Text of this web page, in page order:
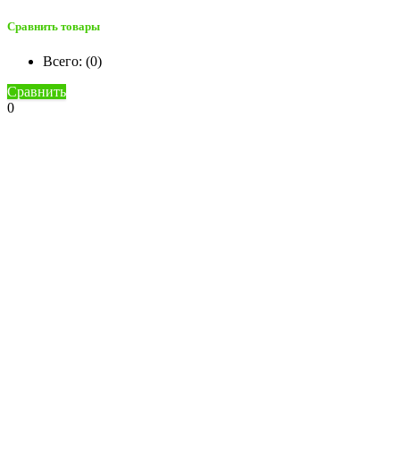
Сравнить товары
Всего: (0)
Сравнить
0